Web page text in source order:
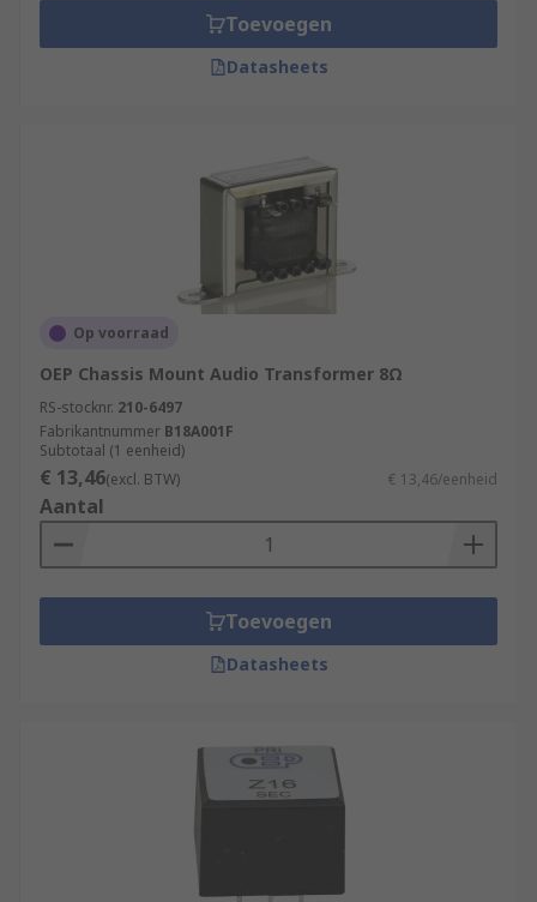
Toevoegen
Datasheets
Op voorraad
OEP Chassis Mount Audio Transformer 8Ω
RS-stocknr. 210-6497
Fabrikantnummer B18A001F
Subtotaal (1 eenheid)
€ 13,46(excl. BTW) € 13,46/eenheid
Aantal
Toevoegen
Datasheets